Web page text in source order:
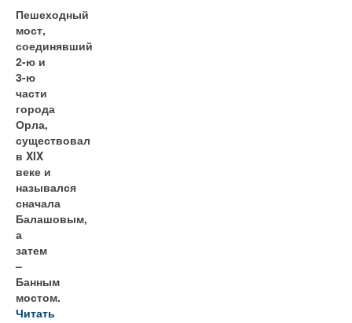
Пешеходный
мост,
соединявший
2-ю и
3-ю
части
города
Орла,
существовал
в XIX
веке и
назывался
сначала
Балашовым,
а
затем
–
Банным
мостом.
Читать